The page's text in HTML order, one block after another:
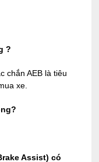
?
chắn AEB là tiêu
xe.
Assist) có